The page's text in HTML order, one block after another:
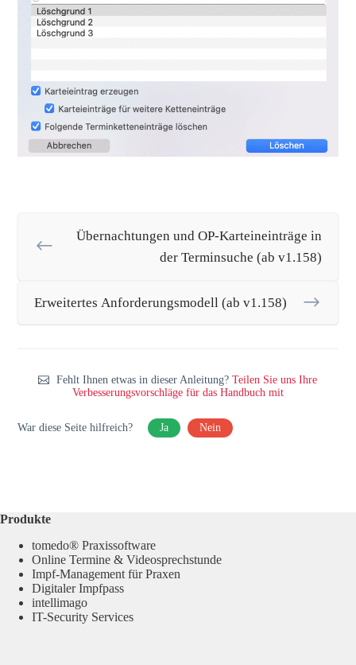
Übernachtungen und OP-Karteineinträge in
der Terminsuche (ab v1.158)
Erweitertes Anforderungsmodell (ab v1.158)
Fehlt Ihnen etwas in dieser Anleitung?Teilen Sie uns Ihre
Verbesserungsvorschläge für das Handbuch mit
War diese Seite hilfreich? Ja Nein
Produkte
tomedo® Praxissoftware
Online Termine & Videosprechstunde
Impf-Management für Praxen
Digitaler Impfpass
intellimago
IT-Security Services